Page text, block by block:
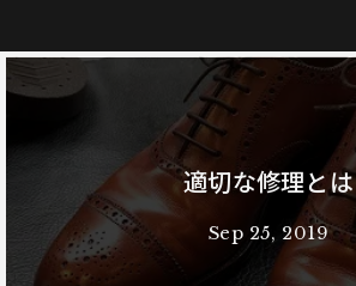
適切な修理とは
Sep 25, 2019